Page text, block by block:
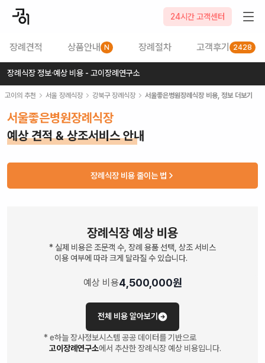
24시간 고객센터
장례견적 상품안내 N 장례절차 고객후기 2428
장례식장 정보·예상 비용 - 고이장례연구소
고이의 추천 서울 장례식장 강북구 장례식장 서울좋은병원장례식장비용, 정보 더보기
서울좋은병원장례식장
예상 견적 & 상조서비스 안내
장례식장 비용 줄이는 법
장례식장 예상 비용
* 실제 비용은 조문객 수, 장례 용품 선택, 상조 서비스
이용 여부에 따라 크게 달라질 수 있습니다.
예상 비용4,500,000원
전체 비용 알아보기
* e하늘 장사정보시스템 공공 데이터를 기반으로
고이장례연구소에서 추산한 장례식장 예상 비용입니다.